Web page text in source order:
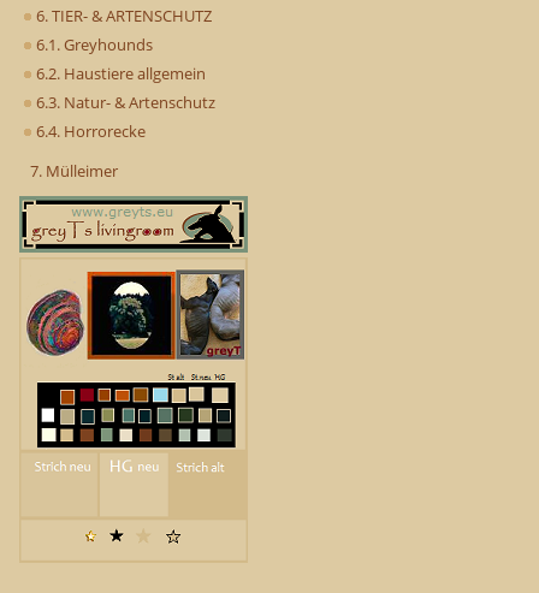
6. TIER- & ARTENSCHUTZ
6.1. Greyhounds
6.2. Haustiere allgemein
6.3. Natur- & Artenschutz
6.4. Horrorecke
7. Mülleimer